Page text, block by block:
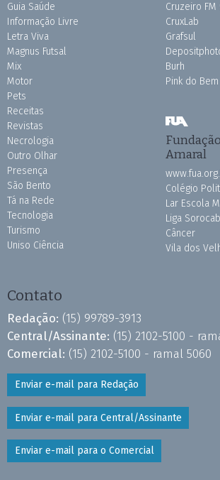
Guia Saúde
Informação Livre
Letra Viva
Magnus Futsal
Mix
Motor
Pets
Receitas
Revistas
Necrologia
Outro Olhar
Presença
São Bento
Tá na Rede
Tecnologia
Turismo
Uniso Ciência
Cruzeiro FM
CruxLab
Grafsul
Burh
Pink do Bem
Amaral
Colégio
Lar Escola
Liga
Câncer
Vila dos
Contato
Redação: (15) 99789-3913
Central/Assinante: (15) 2102-5100 -
Comercial: (15) 2102-5100 - ramal 5060
Enviar e-mail para Redação
Enviar e-mail para Central/Assinante
Enviar e-mail para o Comercial